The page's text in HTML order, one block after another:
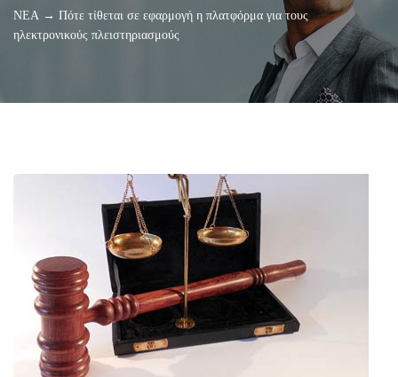
ΝΕΑ → Πότε τίθεται σε εφαρμογή η πλατφόρμα για τους
ηλεκτρονικούς πλειστηριασμούς